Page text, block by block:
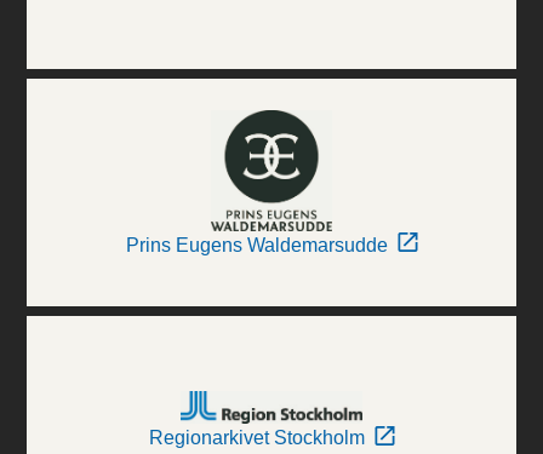
Prins Eugens Waldemarsudde
Regionarkivet Stockholm